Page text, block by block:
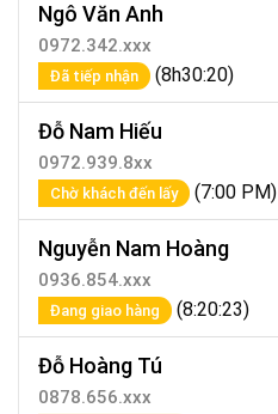
Ngô Văn Anh
0972.342.xxx
Đã tiếp nhận (8h30:20)
Đỗ Nam Hiếu
0972.939.8xx
Chờ khách đến lấy (7:00 PM)
Nguyễn Nam Hoàng
0936.854.xxx
Đang giao hàng (8:20:23)
Đỗ Hoàng Tú
0878.656.xxx